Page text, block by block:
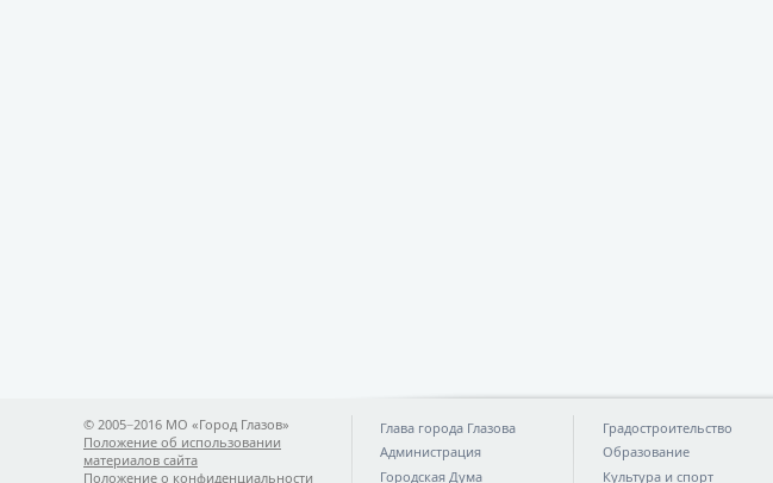
© 2005−2016 МО «Город Глазов»
Положение об использовании
материалов сайта
Положение о конфиденциальности
Глава города Глазова
Администрация
Городская Дума
Градостроительство
Образование
Культура и спорт